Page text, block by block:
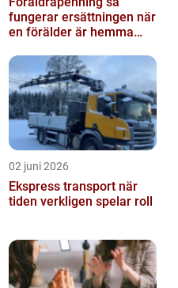
fungerar ersättningen när
en förälder är hemma
02 juni 2026
Ekspress transport när
tiden verkligen spelar roll